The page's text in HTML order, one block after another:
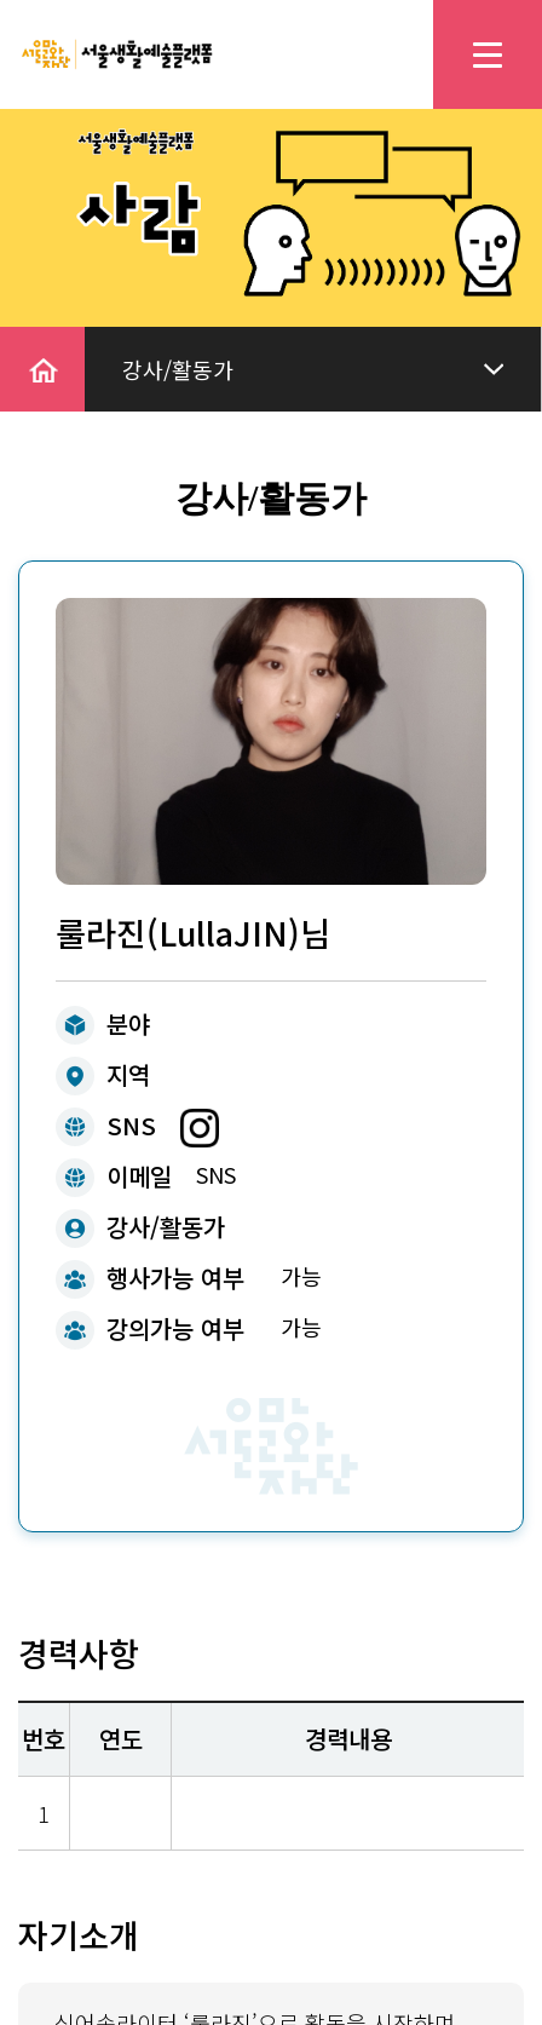
강사/활동가
강사/활동가
룰라진(LullaJIN)님
ico 분야
ico 지역
ico SNS
ico 이메일
SNS
ico
강사/활동가
ico 행사가능 여부
가능
ico
강의가능 여부 가능
경력사항
번호 연도 경력내용
1
자기소개